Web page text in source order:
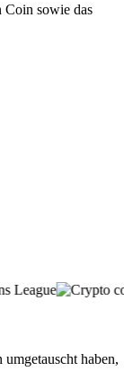
Coin sowie das
haben,